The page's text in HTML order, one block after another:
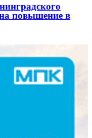
повышение в